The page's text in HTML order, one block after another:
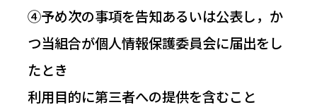
④予め次の事項を告知あるいは公表し，か
つ当組合が個人情報保護委員会に届出をし
たとき
利用目的に第三者への提供を含むこと